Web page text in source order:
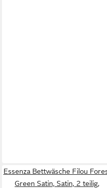
Essenza Bettwäsche Filou
Green Satin, Satin, 2 teilig,